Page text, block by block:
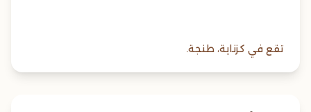
تقع في كزناية، طنجة.